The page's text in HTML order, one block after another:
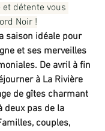
détente vous
Noir !
saison idéale pour
et ses merveilles
De avril à fin
à La Rivière
de gîtes charmant
deux pas de la
couples,